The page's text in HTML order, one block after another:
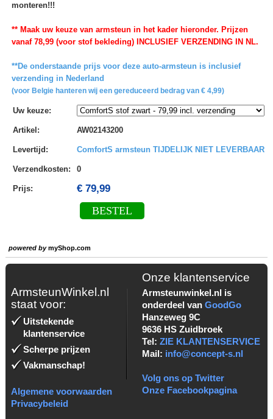
monteren!!!
** Maak uw keuze van armsteun in het kader hieronder. Prijzen
vanaf 78,99 (voor stof bekleding) INCLUSIEF VERZENDING IN NL.
**De onderstaande prijs voor deze auto-armsteun is inclusief
verzending in Nederland
(voor Belgie hanteren wij een gereduceerd bedrag van € 4,99)
Uw keuze:
Artikel : AW02143200
Levertijd : ComfortS armsteun TIJDELIJK NIET LEVERBAAR
Verzendkosten: 0
Prijs: € 79,99
BESTEL
powered bymyShop.com
ArmsteunWinkel.nl
staat voor:
Uitstekende
klantenservice
Scherpe prijzen
Vakmanschap!
Algemene voorwaarden
Privacybeleid
Onze klantenservice
Armsteunwinkel.nl is
onderdeel van GoodGo
Hanzeweg 9C
9636 HS Zuidbroek
Tel: ZIE KLANTENSERVICE
Mail: info@concept-s.nl
Volg ons op Twitter
Onze Facebookpagina